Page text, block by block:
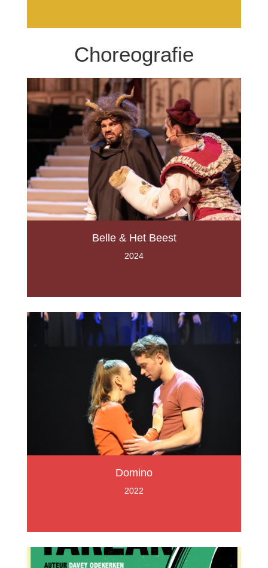
Choreografie
Belle & Het Beest
2024
Domino
2022